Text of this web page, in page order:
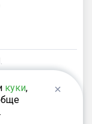
по
К УМК Г.В.
куки,